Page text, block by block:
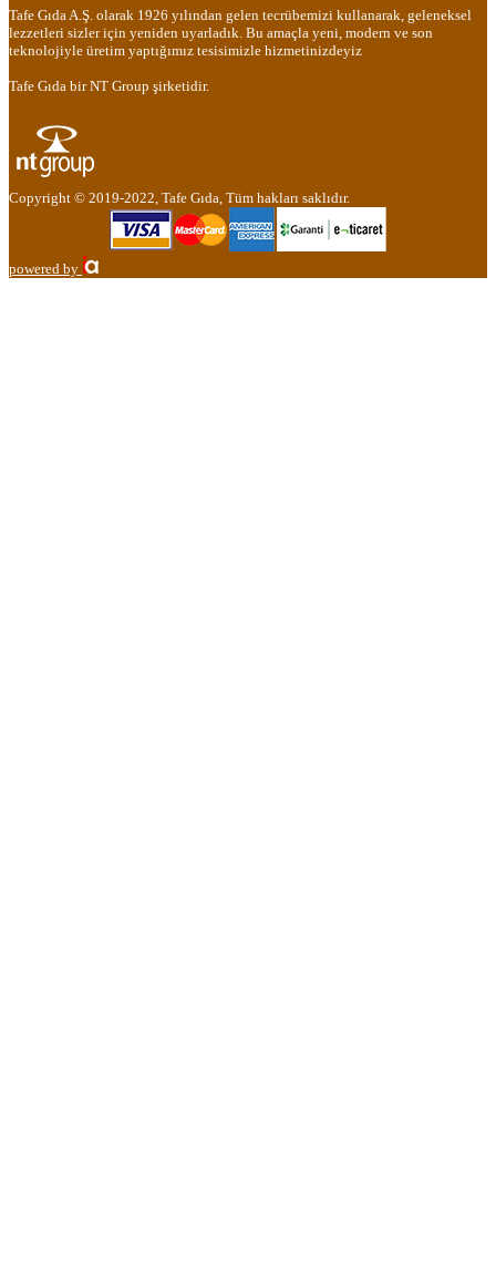
Tafe Gıda A.Ş. olarak 1926 yılından gelen tecrübemizi kullanarak, geleneksel
lezzetleri sizler için yeniden uyarladık. Bu amaçla yeni, modern ve son
teknolojiyle üretim yaptığımız tesisimizle hizmetinizdeyiz
Tafe Gıda bir NT Group şirketidir.
Copyright © 2019-2022, Tafe Gıda, Tüm hakları saklıdır.
powered by